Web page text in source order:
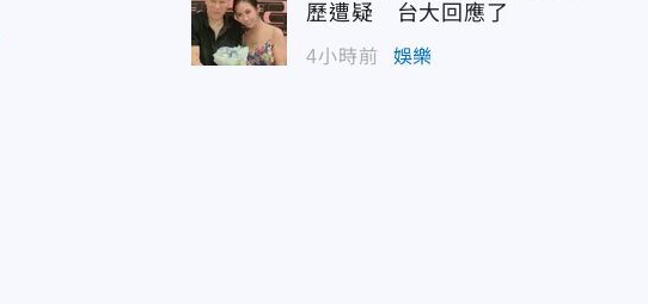
歷遭疑 台大回應了
4小時前 娛樂